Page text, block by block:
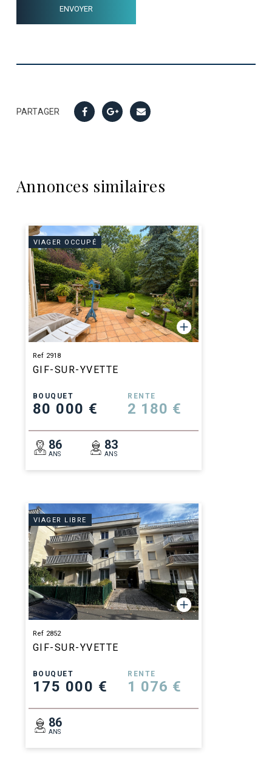
PARTAGER
Annonces similaires
VIAGER OCCUPÉ
Ref 2918
GIF-SUR-YVETTE
BOUQUET
80 000 €
RENTE
2 180 €
86
ANS
83
ANS
VIAGER LIBRE
Ref 2852
GIF-SUR-YVETTE
BOUQUET
175 000 €
RENTE
1 076 €
86
ANS